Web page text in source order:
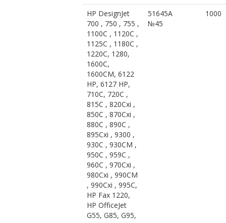
HP DesignJet
700 , 750 , 755 ,
1100C , 1120C ,
1125C , 1180C ,
1220C, 1280,
1600C,
1600CM, 6122
HP, 6127 HP,
710C, 720C ,
815C , 820Cxi ,
850C , 870Cxi ,
880C , 890C ,
895Cxi , 9300 ,
930C , 930CM ,
950C , 959C ,
960C , 970Cxi ,
980Cxi , 990CM
, 990Cxi , 995C,
HP Fax 1220,
HP OfficeJet
G55, G85, G95,
51645A
№45
1000